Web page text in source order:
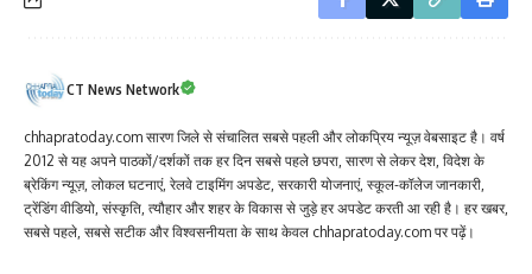
CT News Network
chhapratoday.com सारण जिले से संचालित सबसे पहली और लोकप्रिय न्यूज़ वेबसाइट है। वर्ष
2012 से यह अपने पाठकों/दर्शकों तक हर दिन सबसे पहले छपरा, सारण से लेकर देश, विदेश के
ब्रेकिंग न्यूज़, लोकल घटनाएं, रेलवे टाइमिंग अपडेट, सरकारी योजनाएं, स्कूल-कॉलेज जानकारी,
ट्रेंडिंग वीडियो, संस्कृति, त्यौहार और शहर के विकास से जुड़े हर अपडेट करती आ रही है। हर खबर,
सबसे पहले, सबसे सटीक और विश्वसनीयता के साथ केवल chhapratoday.com पर पढ़ें।